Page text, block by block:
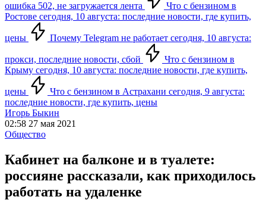
ошибка 502, не загружается лента
Что с бензином в
Ростове сегодня, 10 августа: последние новости, где купить,
цены Почему Telegram не работает сегодня, 10 августа:
прокси, последние новости, сбой
Что с бензином в
Крыму сегодня, 10 августа: последние новости, где купить,
цены
Что с бензином в Астрахани сегодня, 9 августа:
последние новости, где купить, цены
Игорь Быкин
02:58 27 мая 2021
Общество
Кабинет на балконе и в туалете:
россияне рассказали, как приходилось
работать на удаленке